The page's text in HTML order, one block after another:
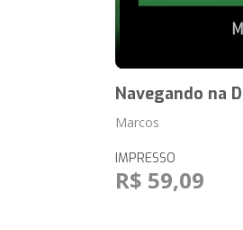
Navegando na
Marcos
IMPRESSO
R$ 59,09